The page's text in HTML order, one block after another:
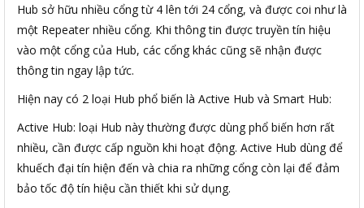
Hub sở hữu nhiều cổng từ 4 lên tới 24 cổng, và được coi như là
một Repeater nhiều cổng. Khi thông tin được truyền tín hiệu
vào một cổng của Hub, các cổng khác cũng sẽ nhận được
thông tin ngay lập tức.
Hiện nay có 2 loại Hub phổ biến là Active Hub và Smart Hub:
Active Hub: loại Hub này thường được dùng phổ biến hơn rất
nhiều, cần được cấp nguồn khi hoạt động. Active Hub dùng để
khuếch đại tín hiện đến và chia ra những cổng còn lại để đảm
bảo tốc độ tín hiệu cần thiết khi sử dụng.